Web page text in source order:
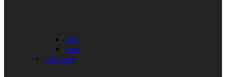
1991
1990
1980-1989